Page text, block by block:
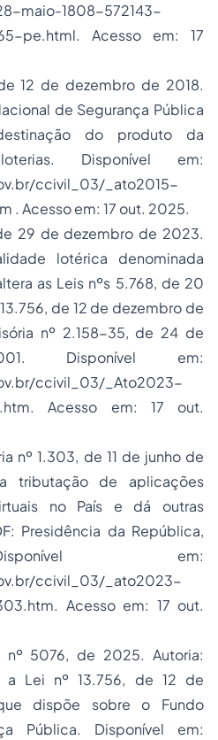
maio-1808-572143-
pe.html. Acesso em: 17
12 de dezembro de 2018.
de Segurança Pública
do produto da
Disponível em:
ccivil_03/_ato2015-
. Acesso em: 17 out. 2025.
29 de dezembro de 2023.
lotérica denominada
as Leis nºs 5.768, de 20
de 12 de dezembro de
nº 2.158-35, de 24 de
Disponível em:
ccivil_03/_Ato2023-
. Acesso em: 17 out.
nº 1.303, de 11 de junho de
tributação de aplicações
no País e dá outras
Presidência da República,
em:
ccivil_03/_ato2023-
. Acesso em: 17 out.
nº 5076, de 2025. Autoria:
a Lei nº 13.756, de 12 de
dispõe sobre o Fundo
Pública. Disponível em: